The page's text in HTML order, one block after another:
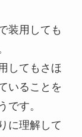
装用しても
してもさほ
いることを
です。
に理解して